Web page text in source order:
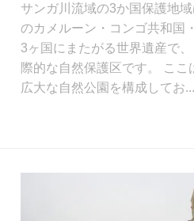
サンガ川流域の3か国保護地
のカメルーン・コンゴ共和国
3ヶ国にまたがる世界遺産で
際的な自然保護区です。 ここ
広大な自然公園を構成してお...